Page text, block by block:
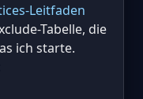
Leitfaden
Tabelle, die
ich starte.